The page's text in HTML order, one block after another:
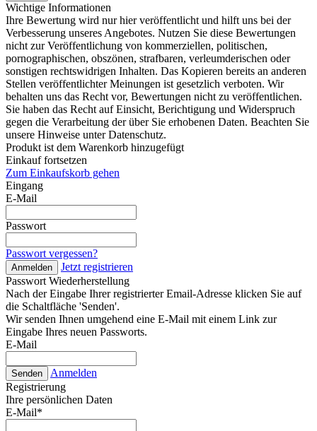
Wichtige Informationen
Ihre Bewertung wird nur hier veröffentlicht und hilft uns bei der
Verbesserung unseres Angebotes. Nutzen Sie diese Bewertungen
nicht zur Veröffentlichung von kommerziellen, politischen,
pornographischen, obszönen, strafbaren, verleumderischen oder
sonstigen rechtswidrigen Inhalten. Das Kopieren bereits an anderen
Stellen veröffentlichter Meinungen ist gesetzlich verboten. Wir
behalten uns das Recht vor, Bewertungen nicht zu veröffentlichen.
Sie haben das Recht auf Einsicht, Berichtigung und Widerspruch
gegen die Verarbeitung der über Sie erhobenen Daten. Beachten Sie
unsere Hinweise unter Datenschutz.
Produkt ist dem Warenkorb hinzugefügt
Einkauf fortsetzen
Zum Einkaufskorb gehen
Eingang
E-Mail
Passwort
Passwort vergessen?
Anmelden
Jetzt registrieren
Passwort Wiederherstellung
Nach der Eingabe Ihrer registrierter Email-Adresse klicken Sie auf
die Schaltfläche 'Senden'.
Wir senden Ihnen umgehend eine E-Mail mit einem Link zur
Eingabe Ihres neuen Passworts.
E-Mail
Senden
Anmelden
Registrierung
Ihre persönlichen Daten
E-Mail*